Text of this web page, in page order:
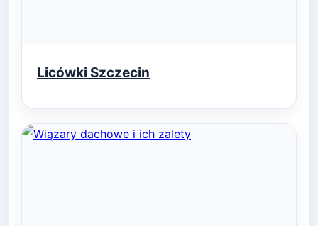
Licówki Szczecin